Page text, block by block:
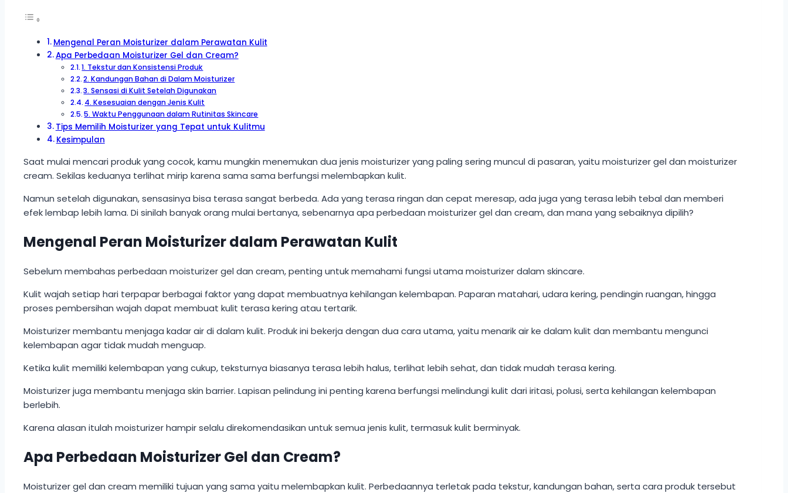
Mengenal Peran Moisturizer dalam Perawatan Kulit
Apa Perbedaan Moisturizer Gel dan Cream?
1. Tekstur dan Konsistensi Produk
2. Kandungan Bahan di Dalam Moisturizer
3. Sensasi di Kulit Setelah Digunakan
4. Kesesuaian dengan Jenis Kulit
5. Waktu Penggunaan dalam Rutinitas Skincare
Tips Memilih Moisturizer yang Tepat untuk Kulitmu
Kesimpulan
Saat mulai mencari produk yang cocok, kamu mungkin menemukan dua jenis moisturizer yang paling sering muncul di pasaran, yaitu moisturizer gel dan moisturizer
cream. Sekilas keduanya terlihat mirip karena sama sama berfungsi melembapkan kulit.
Namun setelah digunakan, sensasinya bisa terasa sangat berbeda. Ada yang terasa ringan dan cepat meresap, ada juga yang terasa lebih tebal dan memberi
efek lembap lebih lama. Di sinilah banyak orang mulai bertanya, sebenarnya apa perbedaan moisturizer gel dan cream, dan mana yang sebaiknya dipilih?
Mengenal Peran Moisturizer dalam Perawatan Kulit
Sebelum membahas perbedaan moisturizer gel dan cream, penting untuk memahami fungsi utama moisturizer dalam skincare.
Kulit wajah setiap hari terpapar berbagai faktor yang dapat membuatnya kehilangan kelembapan. Paparan matahari, udara kering, pendingin ruangan, hingga
proses pembersihan wajah dapat membuat kulit terasa kering atau tertarik.
Moisturizer membantu menjaga kadar air di dalam kulit. Produk ini bekerja dengan dua cara utama, yaitu menarik air ke dalam kulit dan membantu mengunci
kelembapan agar tidak mudah menguap.
Ketika kulit memiliki kelembapan yang cukup, teksturnya biasanya terasa lebih halus, terlihat lebih sehat, dan tidak mudah terasa kering.
Moisturizer juga membantu menjaga skin barrier. Lapisan pelindung ini penting karena berfungsi melindungi kulit dari iritasi, polusi, serta kehilangan kelembapan
berlebih.
Karena alasan itulah moisturizer hampir selalu direkomendasikan untuk semua jenis kulit, termasuk kulit berminyak.
Apa Perbedaan Moisturizer Gel dan Cream?
Moisturizer gel dan cream memiliki tujuan yang sama yaitu melembapkan kulit. Perbedaannya terletak pada tekstur, kandungan bahan, serta cara produk tersebut